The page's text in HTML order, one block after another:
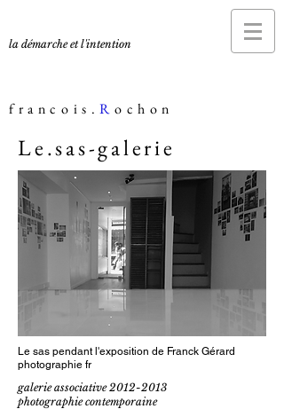
la démarche et l'intention
francois.Rochon
Le.sas-galerie
Le sas pendant l'exposition de Franck Gérard
photographie fr
galerie associative2012-2013
photographie contemporaine